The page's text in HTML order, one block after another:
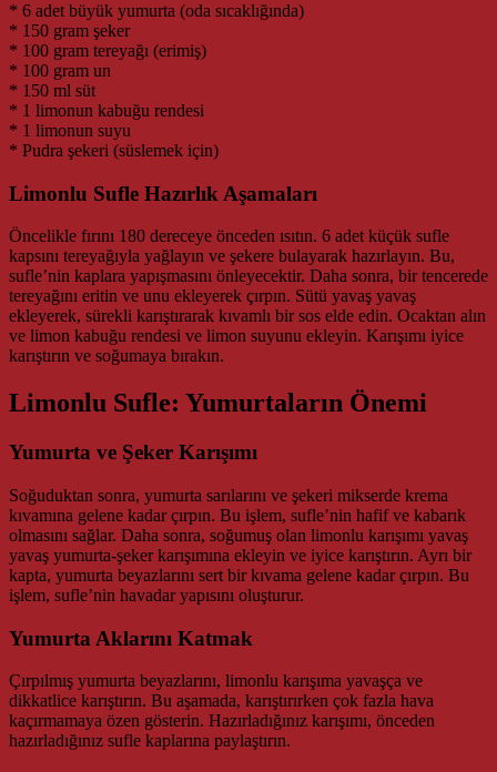
* 6 adet büyük yumurta (oda sıcaklığında)
* 150 gram şeker
* 100 gram tereyağı (erimiş)
* 100 gram un
* 150 ml süt
* 1 limonun kabuğu rendesi
* 1 limonun suyu
* Pudra şekeri (süslemek için)
Limonlu Sufle Hazırlık Aşamaları
Öncelikle fırını 180 dereceye önceden ısıtın. 6 adet küçük sufle
kapsını tereyağıyla yağlayın ve şekere bulayarak hazırlayın. Bu,
sufle’nin kaplara yapışmasını önleyecektir. Daha sonra, bir tencerede
tereyağını eritin ve unu ekleyerek çırpın. Sütü yavaş yavaş
ekleyerek, sürekli karıştırarak kıvamlı bir sos elde edin. Ocaktan alın
ve limon kabuğu rendesi ve limon suyunu ekleyin. Karışımı iyice
karıştırın ve soğumaya bırakın.
Limonlu Sufle: Yumurtaların Önemi
Yumurta ve Şeker Karışımı
Soğuduktan sonra, yumurta sarılarını ve şekeri mikserde krema
kıvamına gelene kadar çırpın. Bu işlem, sufle’nin hafif ve kabarık
olmasını sağlar. Daha sonra, soğumuş olan limonlu karışımı yavaş
yavaş yumurta-şeker karışımına ekleyin ve iyice karıştırın. Ayrı bir
kapta, yumurta beyazlarını sert bir kıvama gelene kadar çırpın. Bu
işlem, sufle’nin havadar yapısını oluşturur.
Yumurta Aklarını Katmak
Çırpılmış yumurta beyazlarını, limonlu karışıma yavaşça ve
dikkatlice karıştırın. Bu aşamada, karıştırırken çok fazla hava
kaçırmamaya özen gösterin. Hazırladığınız karışımı, önceden
hazırladığınız sufle kaplarına paylaştırın.